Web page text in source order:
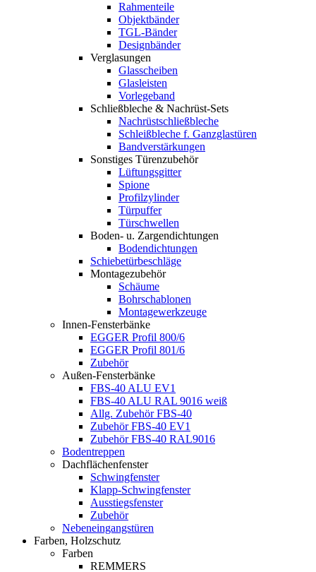
Rahmenteile
Objektbänder
TGL-Bänder
Designbänder
Verglasungen
Glasscheiben
Glasleisten
Vorlegeband
Schließbleche & Nachrüst-Sets
Nachrüstschließbleche
Schleißbleche f. Ganzglastüren
Bandverstärkungen
Sonstiges Türenzubehör
Lüftungsgitter
Spione
Profilzylinder
Türpuffer
Türschwellen
Boden- u. Zargendichtungen
Bodendichtungen
Schiebetürbeschläge
Montagezubehör
Schäume
Bohrschablonen
Montagewerkzeuge
Innen-Fensterbänke
EGGER Profil 800/6
EGGER Profil 801/6
Zubehör
Außen-Fensterbänke
FBS-40 ALU EV1
FBS-40 ALU RAL 9016 weiß
Allg. Zubehör FBS-40
Zubehör FBS-40 EV1
Zubehör FBS-40 RAL9016
Bodentreppen
Dachflächenfenster
Schwingfenster
Klapp-Schwingfenster
Ausstiegsfenster
Zubehör
Nebeneingangstüren
Farben, Holzschutz
Farben
REMMERS